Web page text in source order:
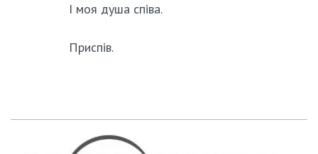
І моя душа співа.
Приспів.